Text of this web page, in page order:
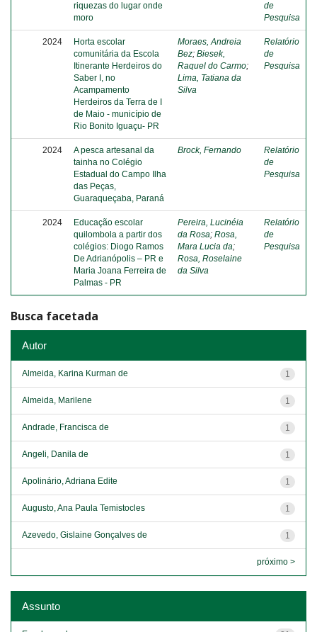
riquezas do lugar onde
moro
de
Pesquisa
2024
Horta escolar
comunitária da Escola
Itinerante Herdeiros do
Saber I, no
Acampamento
Herdeiros da Terra de I
de Maio - município de
Rio Bonito Iguaçu- PR
Moraes, Andreia
Bez; Biesek,
Raquel do Carmo;
Lima, Tatiana da
Silva
Relatório
de
Pesquisa
2024
A pesca artesanal da
tainha no Colégio
Estadual do Campo Ilha
das Peças,
Guaraqueçaba, Paraná
Brock, Fernando
Relatório
de
Pesquisa
2024
Educação escolar
quilombola a partir dos
colégios: Diogo Ramos
De Adrianópolis – PR e
Maria Joana Ferreira de
Palmas - PR
Pereira, Lucinéia
da Rosa; Rosa,
Mara Lucia da;
Rosa, Roselaine
da Silva
Relatório
de
Pesquisa
Busca facetada
Autor
1
Almeida, Karina Kurman de
1
Almeida, Marilene
1
Andrade, Francisca de
1
Angeli, Danila de
1
Apolinário, Adriana Edite
1
Augusto, Ana Paula Temistocles
1
Azevedo, Gislaine Gonçalves de
próximo >
Assunto